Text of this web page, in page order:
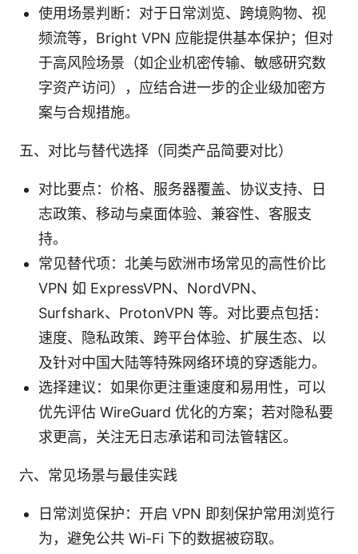
使用场景判断：对于日常浏览、跨境购物、视
频流等，Bright VPN 应能提供基本保护；但对
于高风险场景（如企业机密传输、敏感研究数
字资产访问），应结合进一步的企业级加密方
案与合规措施。
五、对比与替代选择（同类产品简要对比）
对比要点：价格、服务器覆盖、协议支持、日
志政策、移动与桌面体验、兼容性、客服支
持。
常见替代项：北美与欧洲市场常见的高性价比
VPN 如 ExpressVPN、NordVPN、
Surfshark、ProtonVPN 等。对比要点包括：
速度、隐私政策、跨平台体验、扩展生态、以
及针对中国大陆等特殊网络环境的穿透能力。
选择建议：如果你更注重速度和易用性，可以
优先评估 WireGuard 优化的方案；若对隐私要
求更高，关注无日志承诺和司法管辖区。
六、常见场景与最佳实践
日常浏览保护：开启 VPN 即刻保护常用浏览行
为，避免公共 Wi-Fi 下的数据被窃取。